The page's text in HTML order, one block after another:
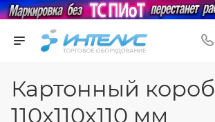
Картонный короб
110х110х110 мм